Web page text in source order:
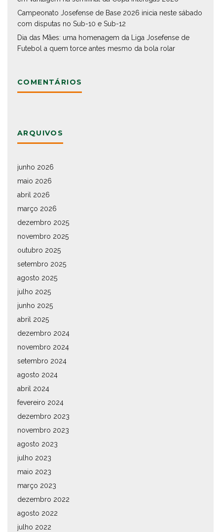
Campeonato Josefense de Base 2026 inicia neste sábado
com disputas no Sub-10 e Sub-12
Dia das Mães: uma homenagem da Liga Josefense de
Futebol a quem torce antes mesmo da bola rolar
COMENTÁRIOS
ARQUIVOS
junho 2026
maio 2026
abril 2026
março 2026
dezembro 2025
novembro 2025
outubro 2025
setembro 2025
agosto 2025
julho 2025
junho 2025
abril 2025
dezembro 2024
novembro 2024
setembro 2024
agosto 2024
abril 2024
fevereiro 2024
dezembro 2023
novembro 2023
agosto 2023
julho 2023
maio 2023
março 2023
dezembro 2022
agosto 2022
julho 2022